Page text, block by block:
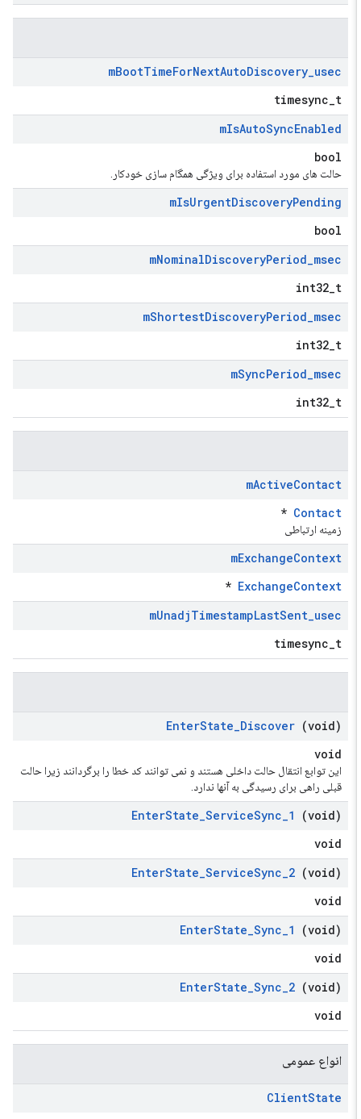
mBootTimeForNextAutoDiscovery_usec
timesync_t
mIsAutoSyncEnabled
bool
حالت های مورد استفاده برای ویژگی همگام سازی خودکار.
mIsUrgentDiscoveryPending
bool
mNominalDiscoveryPeriod_msec
int32_t
mShortestDiscoveryPeriod_msec
int32_t
mSyncPeriod_msec
int32_t
mActiveContact
Contact
*
زمینه ارتباطی
mExchangeContext
ExchangeContext
*
mUnadjTimestampLastSent_usec
timesync_t
EnterState_Discover (void)
void
این توابع انتقال حالت داخلی هستند و نمی توانند کد خطا را برگردانند زیرا حالت
قبلی راهی برای رسیدگی به آنها ندارد.
EnterState_ServiceSync_
(void)
void
EnterState_ServiceSync_ (void)
void
EnterState_Sync_
(void)
void
EnterState_Sync_ (void)
void
انواع عمومی
ClientState